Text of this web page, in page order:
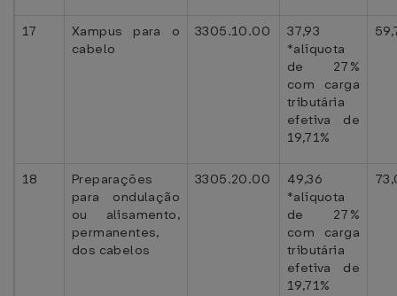
17
Xampus para o
cabelo
3305.10.00
37,93
*alíquota
de 27%
com carga
tributária
efetiva de
19,71%
18
Preparações
para ondulação
ou alisamento,
permanentes,
dos cabelos
3305.20.00
49,36
*alíquota
de 27%
com carga
tributária
efetiva de
19,71%